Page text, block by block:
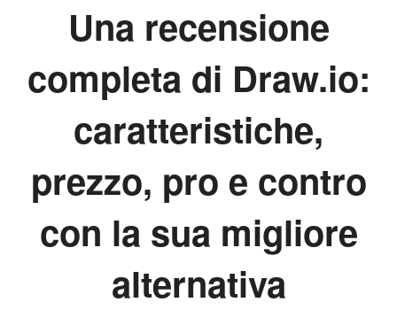
Una recensione
completa di Draw.io:
caratteristiche,
prezzo, pro e contro
con la sua migliore
alternativa